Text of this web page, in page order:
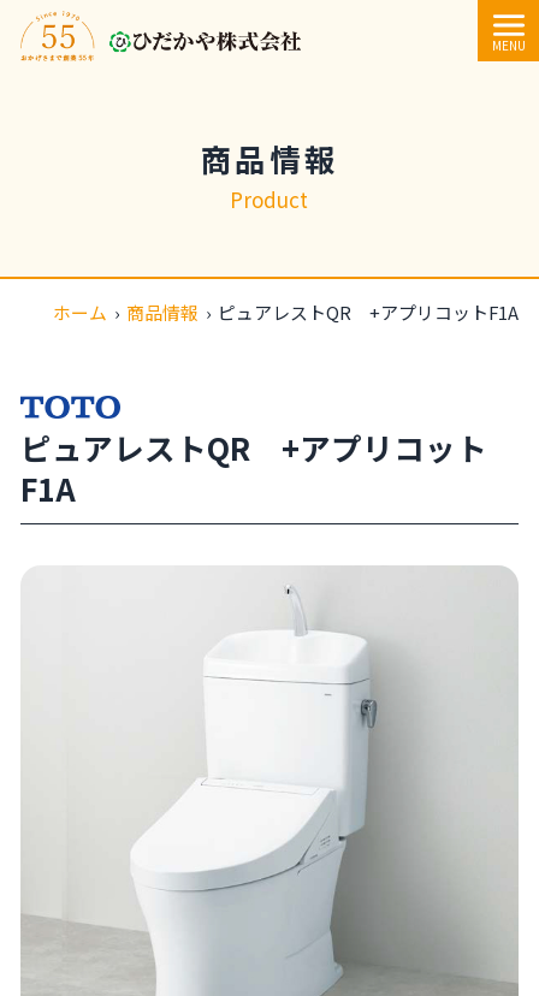
内容をスキップ
MENU
商品情報
Product
ホーム › 商品情報 › ピュアレストQR +アプリコットF1A
ピュアレストQR +アプリコット
F1A